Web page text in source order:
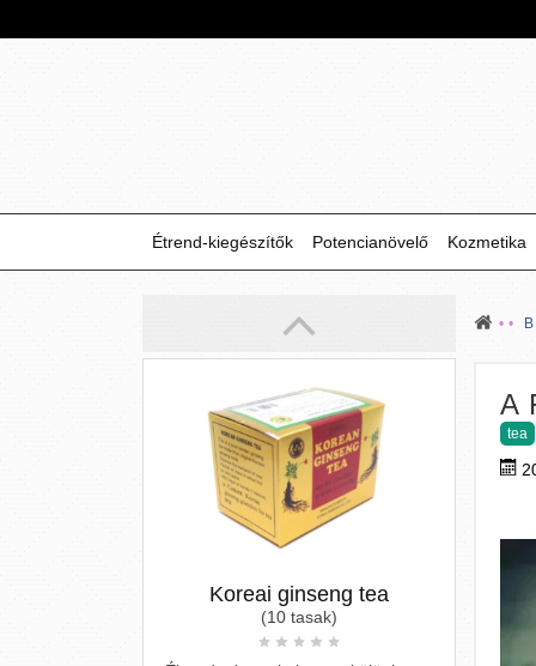
Étrend-kiegészítők Potencianövelő Kozmetika
Koreai ginseng tea
(10 tasak)
Élvezd a koreai ginseng különleges
energiáját, mely fokozza a mentális és
fizikai teljesítményt, természetesen és
1 540 Ft
A
tea